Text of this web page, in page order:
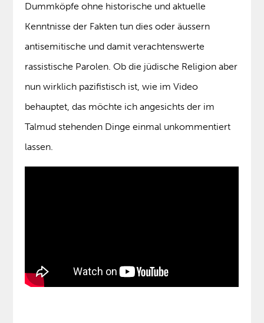
Dummköpfe ohne historische und aktuelle
Kenntnisse der Fakten tun dies oder äussern
antisemitische und damit verachtenswerte
rassistische Parolen. Ob die jüdische Religion aber
nun wirklich pazifistisch ist, wie im Video
behauptet, das möchte ich angesichts der im
Talmud stehenden Dinge einmal unkommentiert
lassen.